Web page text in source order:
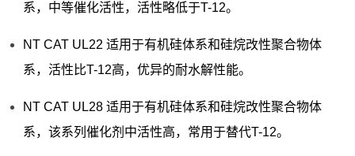
系，中等催化活性，活性略低于T-12。
NT CAT UL22 适用于有机硅体系和硅烷改性聚合物体
系，活性比T-12高，优异的耐水解性能。
NT CAT UL28 适用于有机硅体系和硅烷改性聚合物体
系，该系列催化剂中活性高，常用于替代T-12。